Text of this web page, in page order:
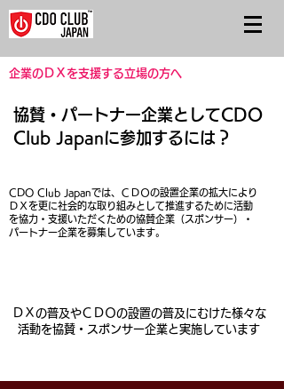
​企業のＤＸを支援する立場の方へ
協賛・パートナー企業としてCDO
Club Japanに参加するには？
CDO Club Japanでは、ＣＤＯの設置企業の拡大により
ＤＸを更に社会的な取り組みとして推進するために活動
を協力・支援いただくための協賛企業（スポンサー）・
パートナー企業を募集しています。
ＤＸの普及やＣＤＯの設置の普及にむけた様々な
活動を協賛・スポンサー企業と実施しています